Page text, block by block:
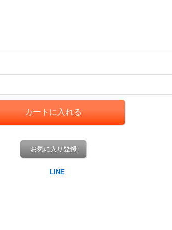
お気に入り登録